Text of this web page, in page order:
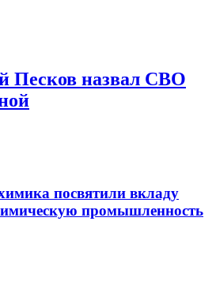
Песков назвал СВО
посвятили вкладу
промышленность